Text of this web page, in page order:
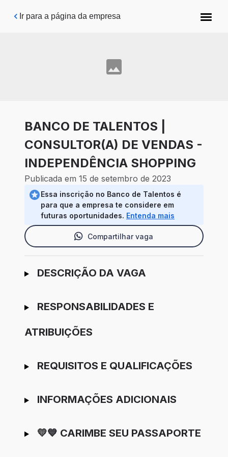
Pular para o conteúdo principal
Ir para a página da empresa
BANCO DE TALENTOS |
CONSULTOR(A) DE VENDAS -
INDEPENDÊNCIA SHOPPING
Publicada em 15 de setembro de 2023
Essa inscrição no Banco de Talentos é
para que a empresa te considere em
futuras oportunidades. Entenda mais
Compartilhar vaga
Ir para candidatura
DESCRIÇÃO DA VAGA
RESPONSABILIDADES E
ATRIBUIÇÕES
REQUISITOS E QUALIFICAÇÕES
INFORMAÇÕES ADICIONAIS
💛💙 CARIMBE SEU PASSAPORTE